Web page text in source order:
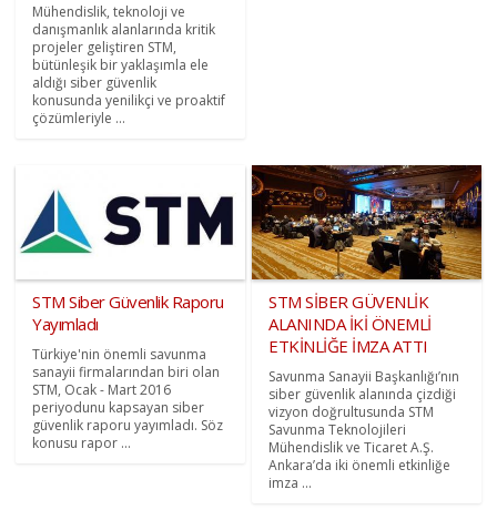
Mühendislik, teknoloji ve
danışmanlık alanlarında kritik
projeler geliştiren STM,
bütünleşik bir yaklaşımla ele
aldığı siber güvenlik
konusunda yenilikçi ve proaktif
çözümleriyle ...
STM Siber Güvenlik Raporu
Yayımladı
Türkiye'nin önemli savunma
sanayii firmalarından biri olan
STM, Ocak - Mart 2016
periyodunu kapsayan siber
güvenlik raporu yayımladı. Söz
konusu rapor ...
STM SİBER GÜVENLİK
ALANINDA İKİ ÖNEMLİ
ETKİNLİĞE İMZA ATTI
Savunma Sanayii Başkanlığı’nın
siber güvenlik alanında çizdiği
vizyon doğrultusunda STM
Savunma Teknolojileri
Mühendislik ve Ticaret A.Ş.
Ankara’da iki önemli etkinliğe
imza ...